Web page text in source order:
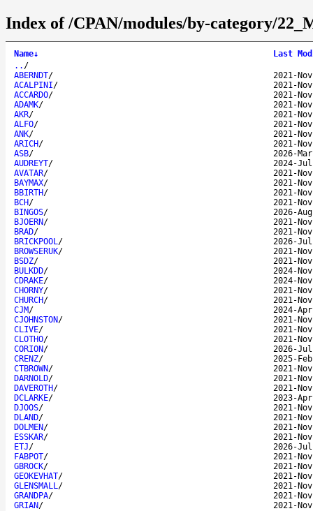
Index of /CPAN/modules/by-category/
Name↓
Last
.. /
ABERNDT/
2021-
ACALPINI/
2021-
ACCARDO/
2021-
ADAMK/
2021-
AKR/
2021-
ALFO/
2021-
ANK/
2021-
ARICH/
2021-
ASB/
2026-
AUDREYT/
2024-
AVATAR/
2021-
BAYMAX/
2021-
BBIRTH/
2021-
BCH/
2021-
BINGOS/
2026-
BJOERN/
2021-
BRAD/
2021-
BRICKPOOL/
2026-
BROWSERUK/
2021-
BSDZ/
2021-
BULKDD/
2024-
CDRAKE/
2024-
CHORNY/
2021-
CHURCH/
2021-
CJM/
2024-
CJOHNSTON/
2021-
CLIVE/
2021-
CLOTHO/
2021-
CORION/
2026-
CRENZ/
2025-
CTBROWN/
2021-
DARNOLD/
2021-
DAVEROTH/
2021-
DCLARKE/
2023-
DJOOS/
2021-
DLAND/
2021-
DOLMEN/
2021-
ESSKAR/
2021-
ETJ/
2026-
FABPOT/
2021-
GBROCK/
2021-
GEOKEVHAT/
2021-
GLENSMALL/
2021-
GRANDPA/
2021-
GRIAN/
2021-